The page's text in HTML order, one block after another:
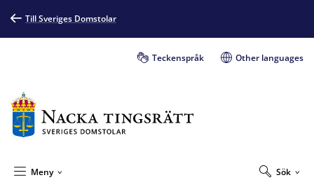
Till Sveriges Domstolar
Teckenspråk Other languages
Sök
Meny